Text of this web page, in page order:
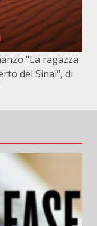
"La ragazza
del Sinai", di